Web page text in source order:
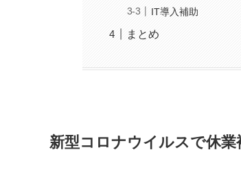
IT導入補助
まとめ
新型コロナウイルスで休